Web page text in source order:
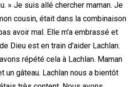
» Je suis allé chercher maman. Je
cousin, était dans la combinaison
avoir mal. Elle m'a embrassé et
Dieu est en train d'aider Lachlan.
répété cela à Lachlan. Maman
un gâteau. Lachlan nous a bientôt